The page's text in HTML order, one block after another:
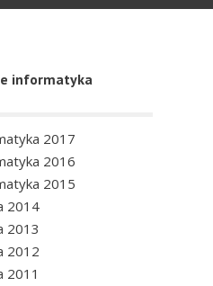
informatyka
2017
2016
2015
2014
2013
2012
2011